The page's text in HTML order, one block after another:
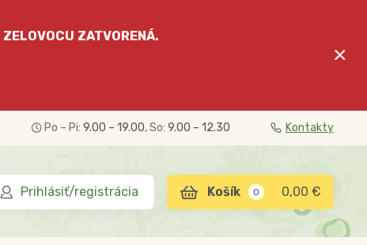
ZELOVOCU ZATVORENÁ.
×
Po – Pi: 9.00 – 19.00, So: 9.00 – 12.30 Kontakty
Prihlásiť/registrácia 0,00 €
0